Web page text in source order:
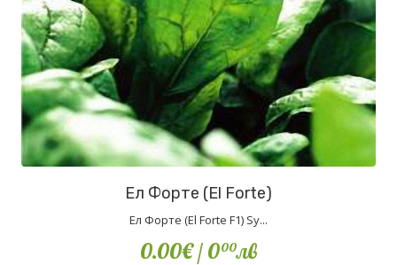
Ел Форте (El Forte)
Ел Форте (El Forte F1) Sy...
0.00€/ 000лв